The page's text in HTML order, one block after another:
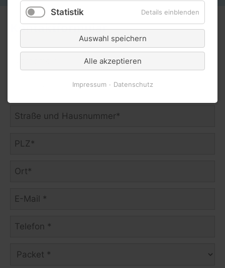
Kontaktformular
Statistik Details einblenden
Auswahl speichern
Alle akzeptieren
Impressum Datenschutz